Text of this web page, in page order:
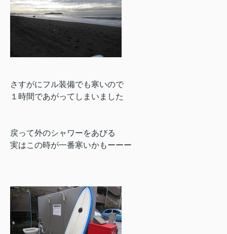
さすがにフル装備でも寒いので
１時間であがってしまいました
戻って外のシャワーをあびる
実はこの時が一番寒いかもーーー